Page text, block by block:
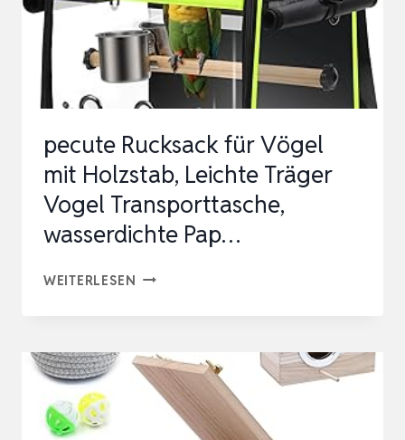
FÜR
HAMSTER,
MEERSCHWEINCHEN,
pecute Rucksack für Vögel
mit Holzstab, Leichte Träger
Vogel Transporttasche,
wasserdichte Pap…
WEITERLESEN PECUTE
VÖGEL
MIT
HOLZSTAB,